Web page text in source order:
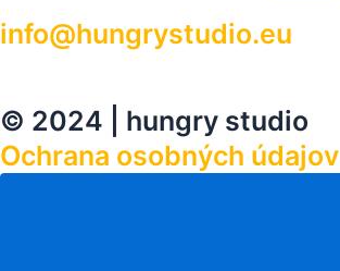
info@hungrystudio.eu
© 2024 | hungry studio
Ochrana osobných údajov